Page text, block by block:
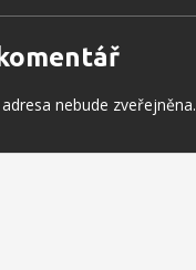
nebude zveřejněna.